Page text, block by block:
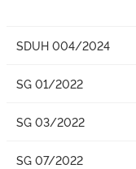
SDUH 004/2024
SG 01/2022
SG 03/2022
SG 07/2022